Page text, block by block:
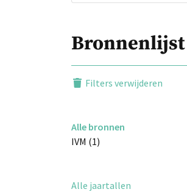
Bronnenlijst
Filters verwijderen
Alle bronnen
IVM (1)
Alle jaartallen